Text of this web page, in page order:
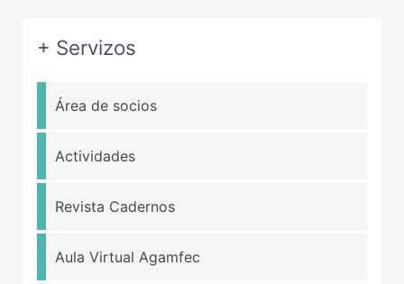
+ Servizos
Área de socios
Actividades
Revista Cadernos
Aula Virtual Agamfec